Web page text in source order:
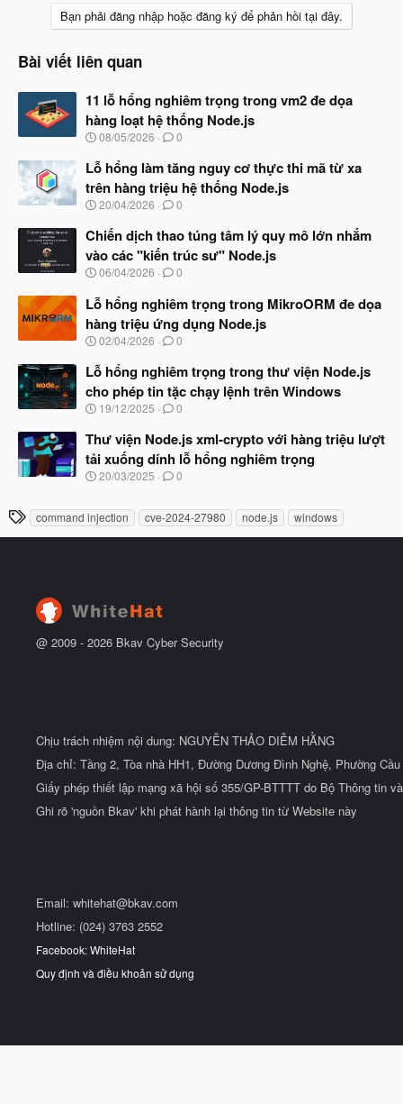
Bạn phải đăng nhập hoặc đăng ký để phản hồi tại đây.
Bài viết liên quan
11 lỗ hổng nghiêm trọng trong vm2 đe dọa
hàng loạt hệ thống Node.js
N
à
b
ắ
đ
ầ
u
08/05/2026 0
Lỗ hổng làm tăng nguy cơ thực thi mã từ xa
trên hàng triệu hệ thống Node.js
N
à
b
ắ
đ
ầ
u
20/04/2026 0
Chiến dịch thao túng tâm lý quy mô lớn nhắm
vào các "kiến trúc sư" Node.js
N
à
y
b
ắ
đ
ầ
u
06/04/2026 0
Lỗ hổng nghiêm trọng trong MikroORM đe dọa
hàng triệu ứng dụng Node.js
N
à
b
ắ
đ
ầ
u
02/04/2026 0
Lỗ hổng nghiêm trọng trong thư viện Node.js
cho phép tin tặc chạy lệnh trên Windows
N
à
b
ắ
đ
ầ
u
19/12/2025 0
Thư viện Node.js xml-crypto với hàng triệu lượt
tải xuống dính lỗ hổng nghiêm trọng
N
y
u
20/03/2025 0
T
h
command injection cve-2024-27980 node.js windows
@ 2009 - 2026 Bkav Cyber Security
Chịu trách nhiệm nội dung: NGUYỄN THẢO DIỄM HẰNG
Địa chỉ: Tầng 2, Tòa nhà HH1, Đường Dương Đình Nghệ, Phường
Giấy phép thiết lập mạng xã hội số 355/GP-BTTTT do Bộ Thông tin
Ghi rõ 'nguồn Bkav' khi phát hành lại thông tin từ Website này
Email: whitehat@bkav.com
Hotline: (024) 3763 2552
Facebook: WhiteHat
Quy định và điều khoản sử dụng